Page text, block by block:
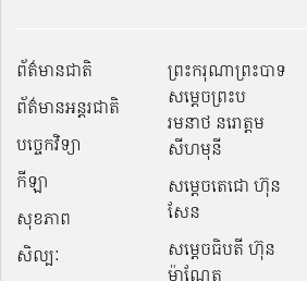
ព័ត៌មានជាតិ
ព័ត៌មានអន្តរជាតិ
បច្ចេកវិទ្យា
កីឡា
សុខភាព
សិល្បៈ
ព្រះករុណាព្រះបាទ
សម្តេចព្រះប
រមនាថ នរោត្តម
សីហមុនី
សម្តេចតេជោ ហ៊ុន
សែន
សម្ដេចធិបតី ហ៊ុន
ម៉ាណែត